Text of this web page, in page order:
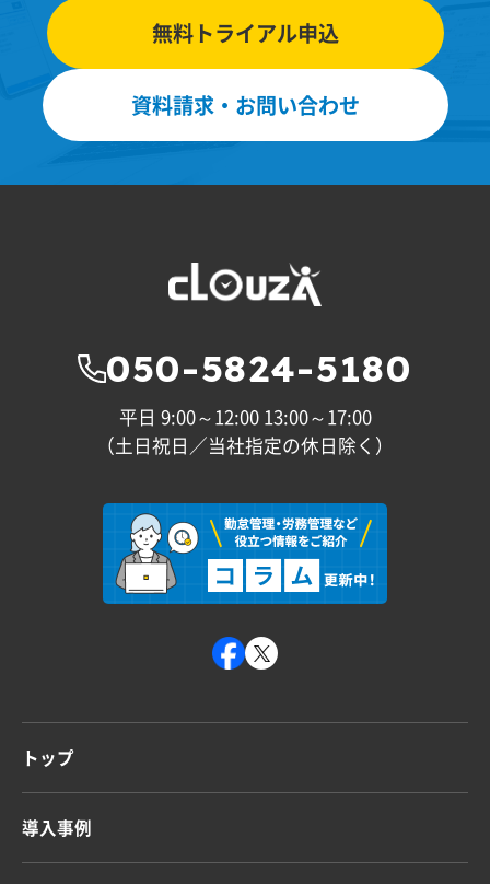
無料トライアル申込
資料請求・お問い合わせ
050-5824-5180
平日 9:00～12:00 13:00～17:00
（土日祝日／当社指定の休日除く）
トップ
導入事例